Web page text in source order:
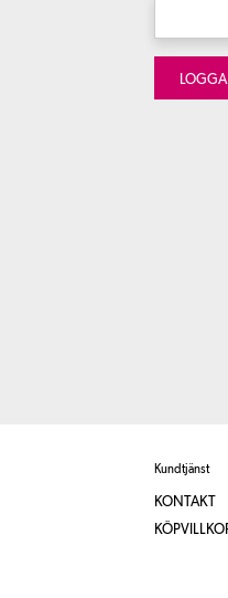
Kundtjänst
KONTAKT